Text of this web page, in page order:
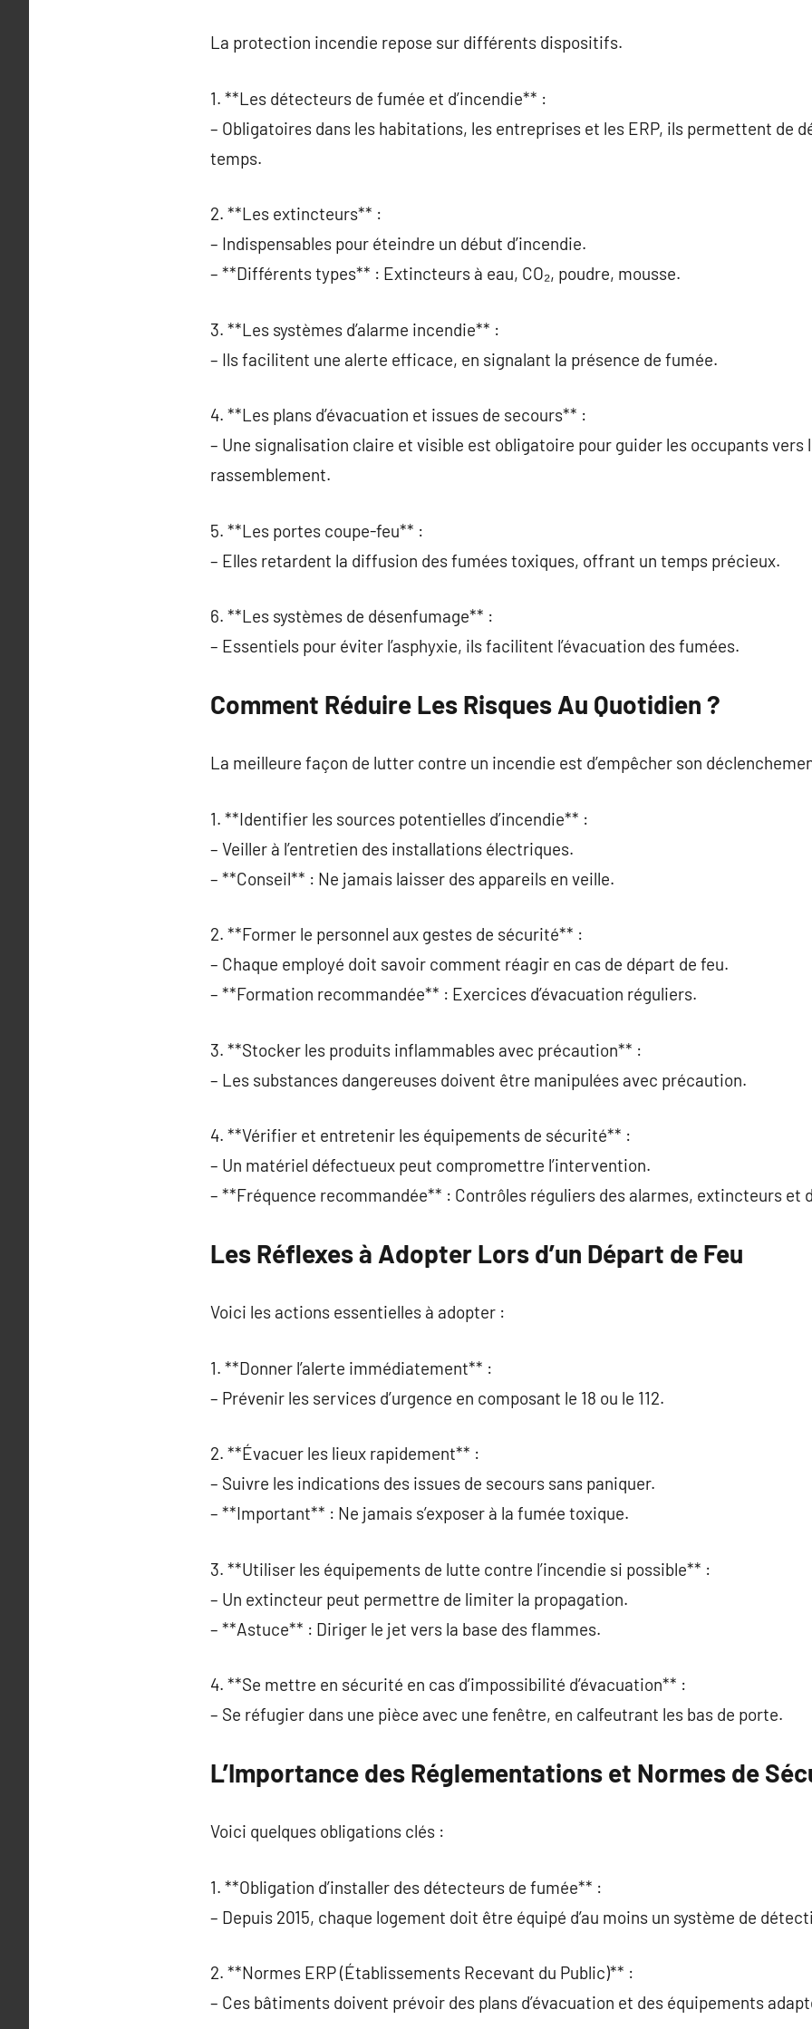
La protection incendie repose sur différents dispositifs.
1. **Les détecteurs de fumée et d’incendie** :
– Obligatoires dans les habitations, les entreprises et les ERP, ils permettent de
temps.
2. **Les extincteurs** :
– Indispensables pour éteindre un début d’incendie.
– **Différents types** : Extincteurs à eau, CO₂, poudre, mousse.
3. **Les systèmes d’alarme incendie** :
– Ils facilitent une alerte efficace, en signalant la présence de fumée.
4. **Les plans d’évacuation et issues de secours** :
– Une signalisation claire et visible est obligatoire pour guider les occupants vers
rassemblement.
5. **Les portes coupe-feu** :
– Elles retardent la diffusion des fumées toxiques, offrant un temps précieux.
6. **Les systèmes de désenfumage** :
– Essentiels pour éviter l’asphyxie, ils facilitent l’évacuation des fumées.
Comment Réduire Les Risques Au Quotidien ?
La meilleure façon de lutter contre un incendie est d’empêcher son
1. **Identifier les sources potentielles d’incendie** :
– Veiller à l’entretien des installations électriques.
– **Conseil** : Ne jamais laisser des appareils en veille.
2. **Former le personnel aux gestes de sécurité** :
– Chaque employé doit savoir comment réagir en cas de départ de feu.
– **Formation recommandée** : Exercices d’évacuation réguliers.
3. **Stocker les produits inflammables avec précaution** :
– Les substances dangereuses doivent être manipulées avec précaution.
4. **Vérifier et entretenir les équipements de sécurité** :
– Un matériel défectueux peut compromettre l’intervention.
– **Fréquence recommandée** : Contrôles réguliers des alarmes, extincteurs et
Les Réflexes à Adopter Lors d’un Départ de Feu
Voici les actions essentielles à adopter :
1. **Donner l’alerte immédiatement** :
– Prévenir les services d’urgence en composant le 18 ou le 112.
2. **Évacuer les lieux rapidement** :
– Suivre les indications des issues de secours sans paniquer.
– **Important** : Ne jamais s’exposer à la fumée toxique.
3. **Utiliser les équipements de lutte contre l’incendie si possible** :
– Un extincteur peut permettre de limiter la propagation.
– **Astuce** : Diriger le jet vers la base des flammes.
4. **Se mettre en sécurité en cas d’impossibilité d’évacuation** :
– Se réfugier dans une pièce avec une fenêtre, en calfeutrant les bas de porte.
L’Importance des Réglementations et Normes de
Voici quelques obligations clés :
1. **Obligation d’installer des détecteurs de fumée** :
– Depuis 2015, chaque logement doit être équipé d’au moins un système de
2. **Normes ERP (Établissements Recevant du Public)** :
– Ces bâtiments doivent prévoir des plans d’évacuation et des équipements